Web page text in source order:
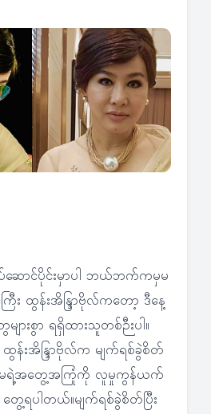
ဆောင်ပိုင်းမှာပါ ဘယ်ဘက်ကမှမ
း ထွန်းအိန္ဒြာဗိုလ်ကတော့ ဒီနေ့
ားစွာ ရရှိထားသူတစ်ဉီးပါ။
းအိန္ဒြာဗိုလ်က မျက်ရစ်ခွဲစိတ်
သူမရဲ့အတွေ့အကြုံကို လူမှုကွန်ယက်
တွေ့ရပါတယ်။မျက်ရစ်ခွဲစိတ်ပြီး